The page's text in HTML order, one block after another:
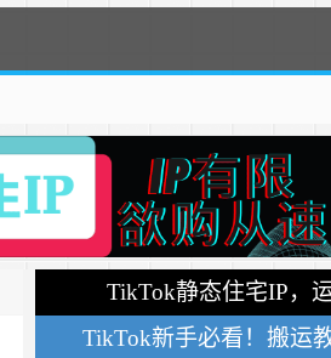
TikTok静态住宅IP，
TikTok新手必看！搬运